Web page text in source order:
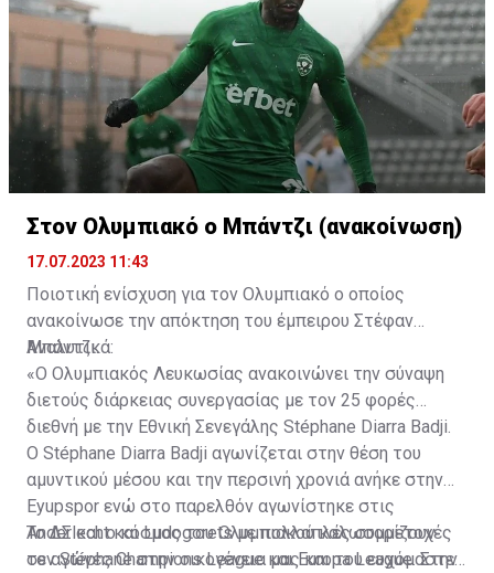
Στον Ολυμπιακό ο Μπάντζι (ανακοίνωση)
17.07.2023 11:43
Ποιοτική ενίσχυση για τον Ολυμπιακό ο οποίος
ανακοίνωσε την απόκτηση του έμπειρου Στέφαν
Μπάντζι.
Αναλυτικά:
«Ο Ολυμπιακός Λευκωσίας ανακοινώνει την σύναψη
διετούς διάρκειας συνεργασίας με τον 25 φορές
διεθνή με την Εθνική Σενεγάλης Stéphane Diarra Badji.
Ο Stéphane Diarra Badji αγωνίζεται στην θέση του
αμυντικού μέσου και την περσινή χρονιά ανήκε στην
Eyupspor ενώ στο παρελθόν αγωνίστηκε στις
Anderlecht και Ludogorets με πολλαπλές συμμετοχές
σε αγώνες Champions League και Europa League. Στην
Το ΔΣ και ο κόσμος του Ολυμπιακού καλωσορίζουν
τον Stéphane στην οικογένεια μας και του ευχόμαστε